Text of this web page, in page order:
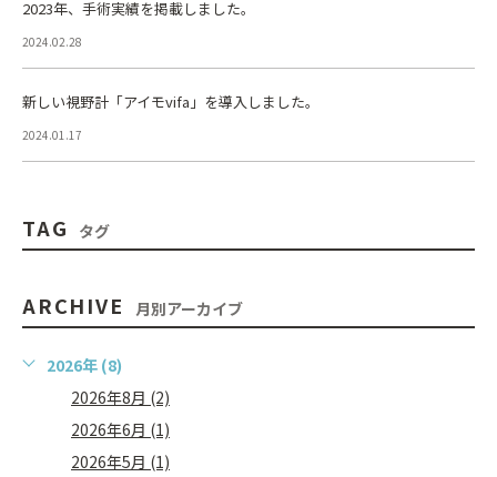
2023年、手術実績を掲載しました。
2024.02.28
新しい視野計「アイモvifa」を導入しました。
2024.01.17
TAG タグ
ARCHIVE 月別アーカイブ
2026年 (8)
2026年8月 (2)
2026年6月 (1)
2026年5月 (1)